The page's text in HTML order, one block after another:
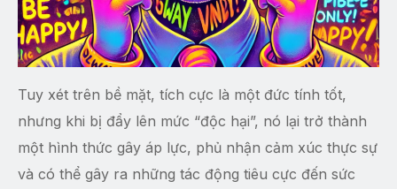
Tuy xét trên bề mặt, tích cực là một đức tính tốt,
nhưng khi bị đẩy lên mức “độc hại”, nó lại trở thành
một hình thức gây áp lực, phủ nhận cảm xúc thực sự
và có thể gây ra những tác động tiêu cực đến sức